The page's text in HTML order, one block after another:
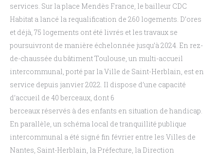
services. Sur la place Mendès France, le bailleur CDC
Habitat a lancé la requalification de 260 logements. D’ores
et déjà, 75 logements ont été livrés et les travaux se
poursuivront de manière échelonnée jusqu’à 2024. En rez-
de-chaussée dubâtiment Toulouse, un multi-accueil
intercommunal, porté par la Ville de Saint-Herblain, est en
service depuis janvier 2022. Il dispose d’une capacité
d’accueil de 40 berceaux, dont 6
berceaux réservés à des enfants en situation de handicap.
En parallèle, un schéma local de tranquillité publique
intercommunal a été signé fin février entre les Villes de
Nantes, Saint-Herblain, la Préfecture, la Direction